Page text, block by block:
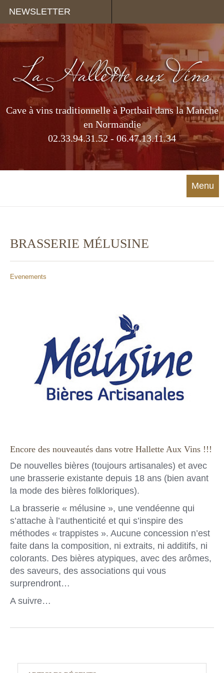
NEWSLETTER
Cave à vins traditionnelle à Portbail dans la Manche
en Normandie
02.33.94.31.52 - 06.47.13.11.34
Menu
BRASSERIE MÉLUSINE
Evenements
Encore des nouveautés dans votre Hallette Aux Vins !!!
De nouvelles bières (toujours artisanales) et avec
une brasserie existante depuis 18 ans (bien avant
la mode des bières folkloriques).
La brasserie « mélusine », une vendéenne qui
s’attache à l’authenticité et qui s’inspire des
méthodes « trappistes ». Aucune concession n’est
faite dans la composition, ni extraits, ni additifs, ni
colorants. Des bières atypiques, avec des arômes,
des saveurs, des associations qui vous
surprendront…
A suivre…
Panneau de gestion des cookies